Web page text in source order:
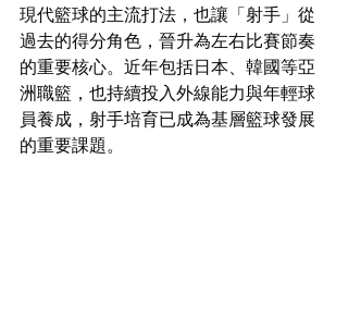
現代籃球的主流打法，也讓「射手」從
過去的得分角色，晉升為左右比賽節奏
的重要核心。近年包括日本、韓國等亞
洲職籃，也持續投入外線能力與年輕球
員養成，射手培育已成為基層籃球發展
的重要課題。